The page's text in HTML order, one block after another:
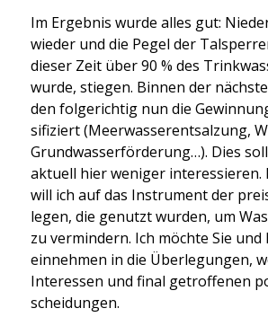
Im Ergeb­nis wur­de alles gut:
wie­der und die Pegel der
die­ser Zeit über 90 % des
wur­de, stie­gen. Bin­nen der
den fol­ge­rich­tig nun die
si­fi­ziert (Meer­was­ser­ent­sal­zung,
Grund­was­ser­för­de­rung…). Dies
aktu­ell hier weni­ger inter­es­sie­ren.
will ich auf das Instru­ment der
legen, die genutzt wur­den, um
zu ver­min­dern. Ich möch­te Sie
ein­neh­men in die Über­le­gun­gen,
Inter­es­sen und final getrof­fe­nen
schei­dun­gen.